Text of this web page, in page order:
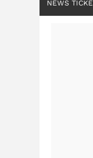
NEWS